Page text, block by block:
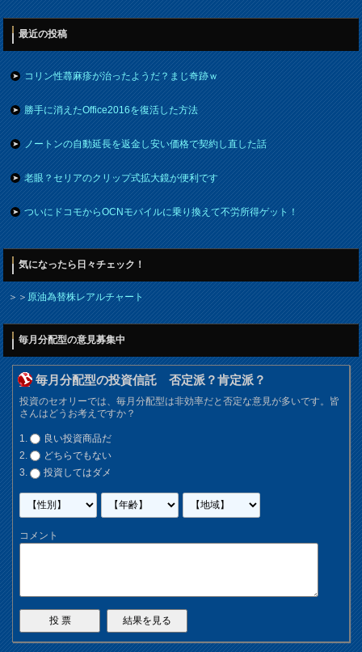
最近の投稿
コリン性蕁麻疹が治ったようだ？まじ奇跡ｗ
勝手に消えたOffice2016を復活した方法
ノートンの自動延長を返金し安い価格で契約し直した話
老眼？セリアのクリップ式拡大鏡が便利です
ついにドコモからOCNモバイルに乗り換えて不労所得ゲット！
気になったら日々チェック！
＞＞原油為替株レアルチャート
毎月分配型の意見募集中
毎月分配型の投資信託 否定派？肯定派？
投資のセオリーでは、毎月分配型は非効率だと否定な意見が多いです。皆
さんはどうお考えですか？
良い投資商品だ
どちらでもない
投資してはダメ
コメント